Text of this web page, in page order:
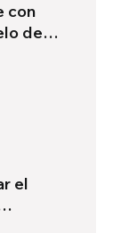
con
de
el